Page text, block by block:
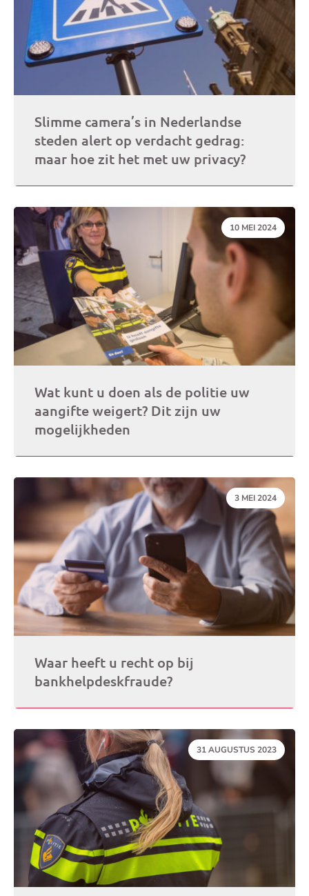
Slimme camera’s in Nederlandse
steden alert op verdacht gedrag:
maar hoe zit het met uw privacy?
DATUM:
10 MEI 2024
Wat kunt u doen als de politie uw
aangifte weigert? Dit zijn uw
mogelijkheden
DATUM:
3 MEI 2024
Waar heeft u recht op bij
bankhelpdeskfraude?
DATUM:
31 AUGUSTUS 2023